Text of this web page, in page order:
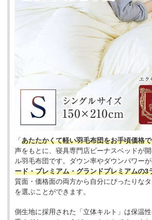
「あたたかくて軽い羽毛布団をお手頃価格
声をもとに、寝具専門店ビーナスベッドが
ル羽毛布団です。ダウン率やダウンパワー
ード・プレミアム・グランドプレミアムの3
質面・価格面の両方から自分にぴったりな
を選ぶことができます。
側生地に採用された「立体キルト」は保温